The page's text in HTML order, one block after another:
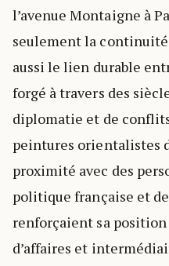
l’avenue Montaigne à
seulement la
aussi le lien durable
forgé à travers des
diplomatie et de
peintures orientalistes
proximité avec des
politique française et
renforçaient sa
d’affaires et